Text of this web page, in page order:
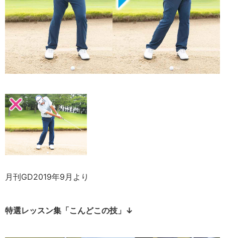
月刊GD2019年9月より
特選レッスン集「こんどこの技」↓